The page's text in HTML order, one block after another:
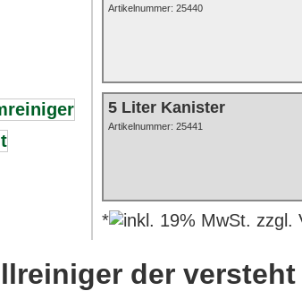
Artikelnummer: 25440
5 Liter Kanister
Artikelnummer: 25441
*
der versteht